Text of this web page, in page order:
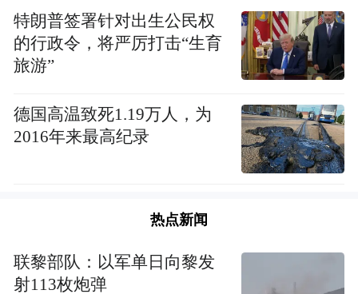
挑战竹子编二维码、给女儿编化妆盒，让竹
篾编走俏海外市场……
还有擅长用废旧易拉罐、铜网铜片、铁丝、
土豆、A4纸等各种不起眼的材料制作出精美
的复古头饰的国风手艺人雁鸿Aimee，受邀到
英国牛津大学演讲，将国风手艺的影响力传
这样一群“手艺人”。
特朗普签署针对出生公民权
的行政令，将严厉打击“生育
旅游”
德国高温致死1.19万人，为
2016年来最高纪录
热点新闻
联黎部队：以军单日向黎发
射113枚炮弹